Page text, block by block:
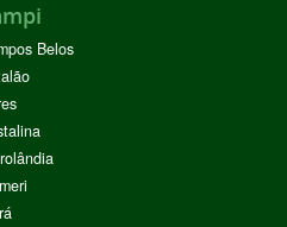
Belos